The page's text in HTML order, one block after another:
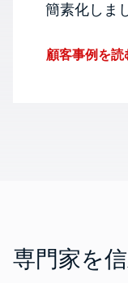
簡素化しま
顧客事例を読
専門家を